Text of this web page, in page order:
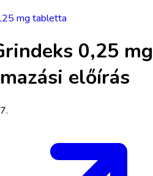
mg tabletta
0,25 mg
előírás